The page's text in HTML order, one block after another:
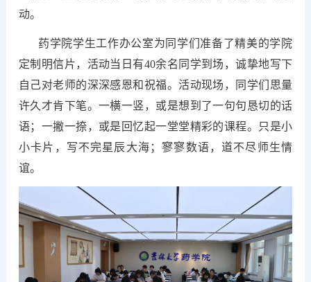
动。
药学院学生工作办公室为同学们准备了精美的学院
定制明信片，活动当日有40余名同学到场，诚挚地写下
自己对老师的深深感恩和祝福。活动现场，同学们思量
许久才肯下笔。一横一竖，或是想到了一句句恳切的话
语；一撇一捺，或是回忆起一堂堂精彩的课程。只是小
小卡片，写不完星辰大海；寥寥数语，道不尽师生情
谊。